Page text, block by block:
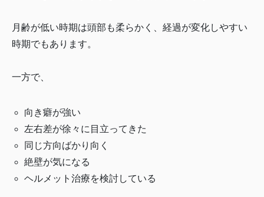
月齢が低い時期は頭部も柔らかく、経過が変化しやすい
時期でもあります。
一方で、
向き癖が強い
左右差が徐々に目立ってきた
同じ方向ばかり向く
絶壁が気になる
ヘルメット治療を検討している